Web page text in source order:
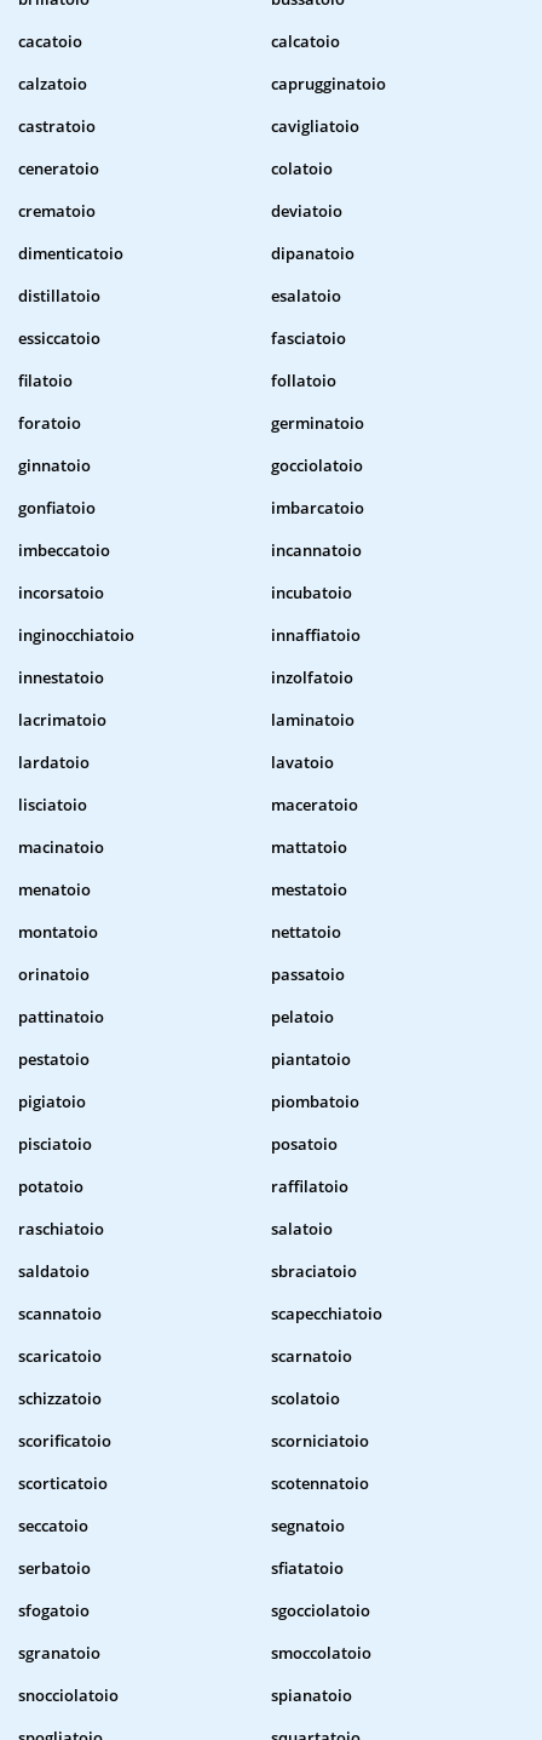
cacatoio
calcatoio
calzatoio
caprugginatoio
castratoio
cavigliatoio
ceneratoio
colatoio
crematoio
deviatoio
dimenticatoio
dipanatoio
distillatoio
esalatoio
essiccatoio
fasciatoio
filatoio
follatoio
foratoio
germinatoio
ginnatoio
gocciolatoio
gonfiatoio
imbarcatoio
imbeccatoio
incannatoio
incorsatoio
incubatoio
inginocchiatoio
innaffiatoio
innestatoio
inzolfatoio
lacrimatoio
laminatoio
lardatoio
lavatoio
lisciatoio
maceratoio
macinatoio
mattatoio
menatoio
mestatoio
montatoio
nettatoio
orinatoio
passatoio
pattinatoio
pelatoio
pestatoio
piantatoio
pigiatoio
piombatoio
pisciatoio
posatoio
potatoio
raffilatoio
raschiatoio
salatoio
saldatoio
sbraciatoio
scannatoio
scapecchiatoio
scaricatoio
scarnatoio
schizzatoio
scolatoio
scorificatoio
scorniciatoio
scorticatoio
scotennatoio
seccatoio
segnatoio
serbatoio
sfiatatoio
sfogatoio
sgocciolatoio
sgranatoio
smoccolatoio
snocciolatoio
spianatoio